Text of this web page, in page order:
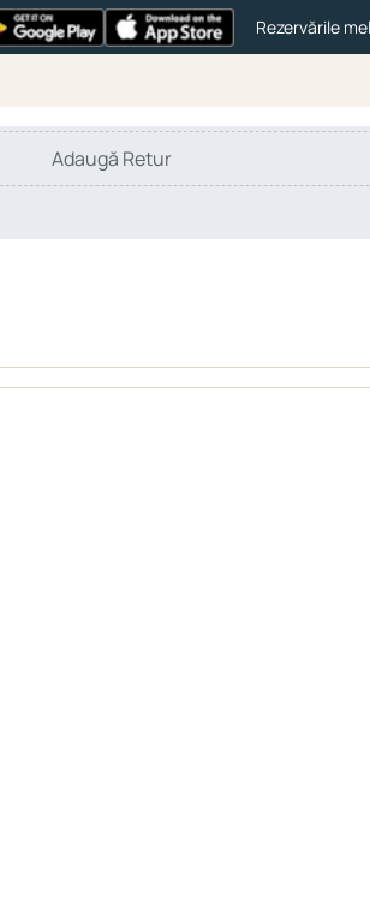
Rezervările
Adaugă Retur